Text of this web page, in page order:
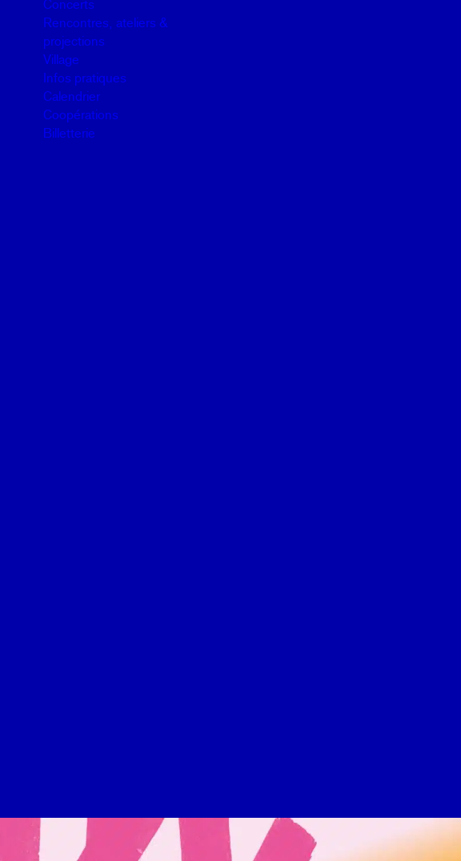
Concerts
Rencontres, ateliers &
projections
Village
Infos pratiques
Calendrier
Coopérations
Billetterie